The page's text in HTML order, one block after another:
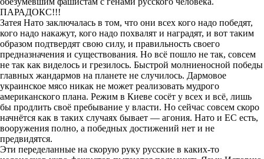
ПАРАДОКС!!!
Затея Нато заключалась в том, что они всех кого надо победят,
кого надо накажут, кого надо похвалят и наградят, и вот таким
образом подтвердят свою силу, и правильность своего
предназначения и существования. Но всё пошло не так, совсем
не так как виделось и грезилось. Быстрой молниеносной победы
главных жандармов на планете не случилось. Дармовое
украинское мясо никак не может реализовать мудрого
американского плана. Режим в Киеве сосёт у всех и всё, лишь
бы продлить своё пребывание у власти. Но сейчас совсем скоро
начнётся как в таких случаях бывает — агония. Нато и ЕС есть,
вооружения полно, а победных достижений нет и не
предвидятся.
Эти переделанные на скорую руку русские в каких-то